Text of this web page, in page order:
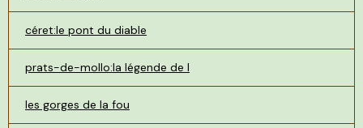
céret:le pont du diable
prats-de-mollo:la légende de l
les gorges de la fou